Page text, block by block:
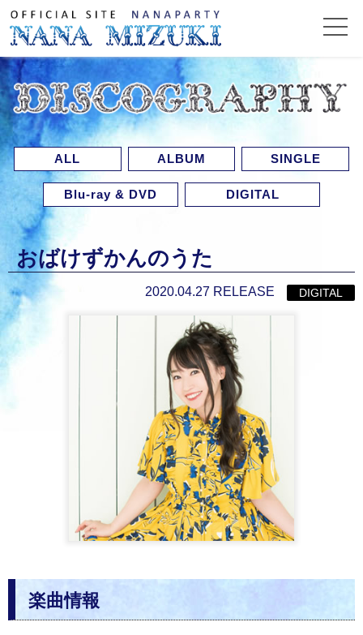
ALL ALBUM SINGLE
Blu-ray & DVD DIGITAL
おばけずかんのうた
2020.04.27 RELEASE DIGITAL
楽曲情報